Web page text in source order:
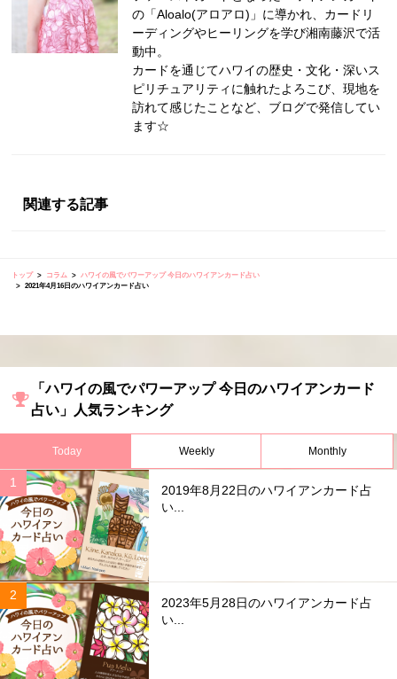
の「Aloalo(アロアロ)」に導かれ、カードリ
ーディングやヒーリングを学び湘南藤沢で活
動中。
カードを通じてハワイの歴史・文化・深いス
ピリチュアリティに触れたよろこび、現地を
訪れて感じたことなど、ブログで発信してい
ます☆
関連する記事
トップ コラム
ハワイの風でパワーアップ 今日のハワイアンカード占い
2021年4月16日のハワイアンカード占い
「ハワイの風でパワーアップ 今日のハワイアンカード
占い」人気ランキング
Today Weekly Monthly
2019年8月22日のハワイアンカード占
い...
2023年5月28日のハワイアンカード占
い...